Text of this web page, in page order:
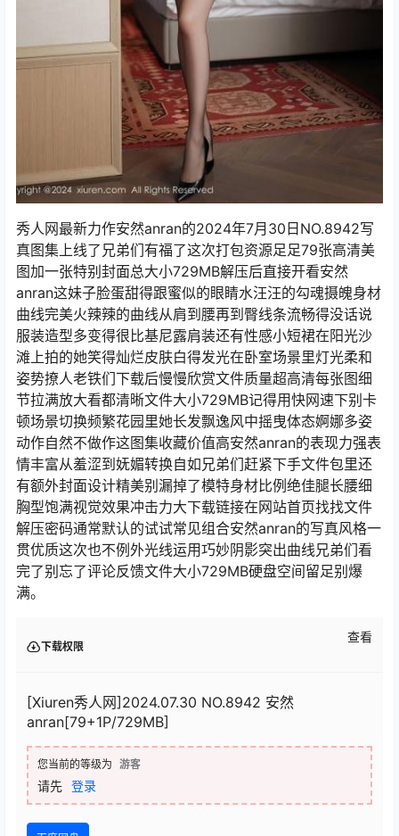
秀人网最新力作安然anran的2024年7月30日NO.8942写
真图集上线了兄弟们有福了这次打包资源足足79张高清美
图加一张特别封面总大小729MB解压后直接开看安然
anran这妹子脸蛋甜得跟蜜似的眼睛水汪汪的勾魂摄魄身材
曲线完美火辣辣的曲线从肩到腰再到臀线条流畅得没话说
服装造型多变得很比基尼露肩装还有性感小短裙在阳光沙
滩上拍的她笑得灿烂皮肤白得发光在卧室场景里灯光柔和
姿势撩人老铁们下载后慢慢欣赏文件质量超高清每张图细
节拉满放大看都清晰文件大小729MB记得用快网速下别卡
顿场景切换频繁花园里她长发飘逸风中摇曳体态婀娜多姿
动作自然不做作这图集收藏价值高安然anran的表现力强表
情丰富从羞涩到妩媚转换自如兄弟们赶紧下手文件包里还
有额外封面设计精美别漏掉了模特身材比例绝佳腿长腰细
胸型饱满视觉效果冲击力大下载链接在网站首页找找文件
解压密码通常默认的试试常见组合安然anran的写真风格一
贯优质这次也不例外光线运用巧妙阴影突出曲线兄弟们看
完了别忘了评论反馈文件大小729MB硬盘空间留足别爆
满。
下载权限
查看
[Xiuren秀人网]2024.07.30 NO.8942 安然
anran[79+1P/729MB]
您当前的等级为 游客
请先 登录